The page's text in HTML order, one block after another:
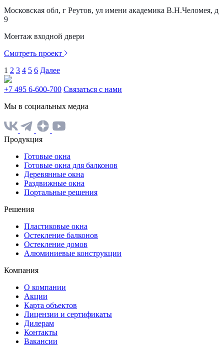
Московская обл, г Реутов, ул имени академика В.Н.Челомея, д
9
Монтаж входной двери
Смотреть проект
1 2 3 4 5 6 Далее
+7 495 6-600-700 Связаться с нами
Мы в социальных медиа
Продукция
Готовые окна
Готовые окна для балконов
Деревянные окна
Раздвижные окна
Портальные решения
Решения
Пластиковые окна
Остекление балконов
Остекление домов
Алюминиевые конструкции
Компания
О компании
Акции
Карта объектов
Лицензии и сертификаты
Дилерам
Контакты
Вакансии